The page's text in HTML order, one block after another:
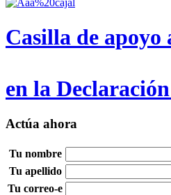
Casilla de apoyo
en la
Actúa ahora
Tu nombre
Tu apellido
Tu correo-e